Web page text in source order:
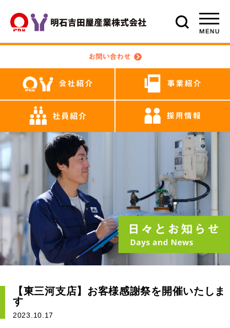
【東三河支店】お客様感謝祭を開催いたしま
す
2023.10.17